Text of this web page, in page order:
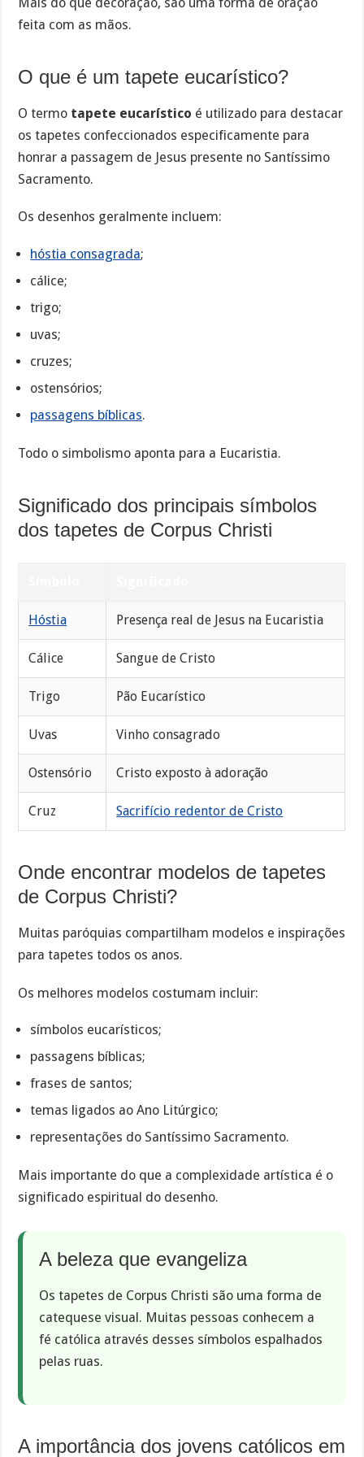
feita com as mãos.
O que é um tapete eucarístico?
O termo tapete eucarístico é utilizado para destacar
os tapetes confeccionados especificamente para
honrar a passagem de Jesus presente no Santíssimo
Sacramento.
Os desenhos geralmente incluem:
hóstia consagrada;
cálice;
trigo;
uvas;
cruzes;
ostensórios;
passagens bíblicas.
Todo o simbolismo aponta para a Eucaristia.
Significado dos principais símbolos
dos tapetes de Corpus Christi
Hóstia Presença real de Jesus na Eucaristia
Cálice Sangue de Cristo
Trigo Pão Eucarístico
Uvas Vinho consagrado
Ostensório Cristo exposto à adoração
Cruz Sacrifício redentor de Cristo
Onde encontrar modelos de tapetes
de Corpus Christi?
Muitas paróquias compartilham modelos e inspirações
para tapetes todos os anos.
Os melhores modelos costumam incluir:
símbolos eucarísticos;
passagens bíblicas;
frases de santos;
temas ligados ao Ano Litúrgico;
representações do Santíssimo Sacramento.
Mais importante do que a complexidade artística é o
significado espiritual do desenho.
A beleza que evangeliza
Os tapetes de Corpus Christi são uma forma de
catequese visual. Muitas pessoas conhecem a
fé católica através desses símbolos espalhados
pelas ruas.
A importância dos jovens católicos em